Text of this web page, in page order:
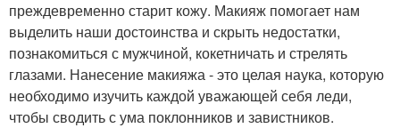
преждевременно старит кожу. Макияж помогает нам
выделить наши достоинства и скрыть недостатки,
познакомиться с мужчиной, кокетничать и стрелять
глазами. Нанесение макияжа - это целая наука, которую
необходимо изучить каждой уважающей себя леди,
чтобы сводить с ума поклонников и завистников.